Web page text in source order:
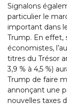
Signalons
particulier le
important dans
Trump. En effet,
économistes,
titres du Trésor
3,9 % à 4,5 %)
Trump de faire
annonçant une
nouvelles taxes